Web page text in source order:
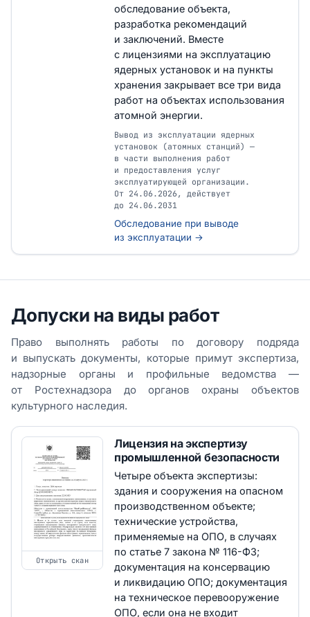
обследование объекта,
разработка рекомендаций
и заключений. Вместе
с лицензиями на эксплуатацию
ядерных установок и на пункты
хранения закрывает все три вида
работ на объектах использования
атомной энергии.
Вывод из эксплуатации ядерных
установок (атомных станций) —
в части выполнения работ
и предоставления услуг
эксплуатирующей организации.
От 24.06.2026, действует
до 24.06.2031
Обследование при выводе
из эксплуатации →
Допуски на виды работ
Право выполнять работы по договору подряда
и выпускать документы, которые примут экспертиза,
надзорные органы и профильные ведомства —
от Ростехнадзора до органов охраны объектов
культурного наследия.
Открыть скан
Лицензия на экспертизу
промышленной безопасности
Четыре объекта экспертизы:
здания и сооружения на опасном
производственном объекте;
технические устройства,
применяемые на ОПО, в случаях
по статье 7 закона № 116-ФЗ;
документация на консервацию
и ликвидацию ОПО; документация
на техническое перевооружение
ОПО, если она не входит